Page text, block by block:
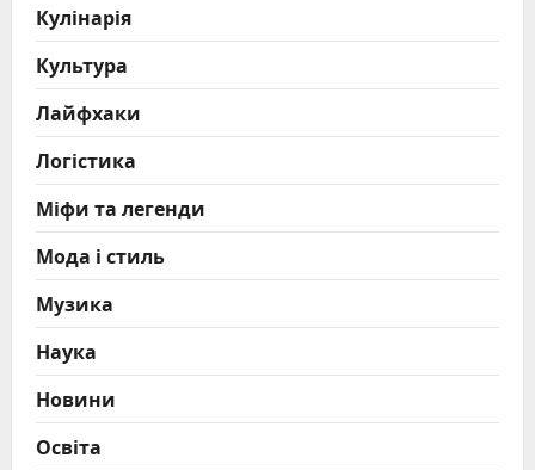
Кулінарія
Культура
Лайфхаки
Логістика
Міфи та легенди
Мода і стиль
Музика
Наука
Новини
Освіта